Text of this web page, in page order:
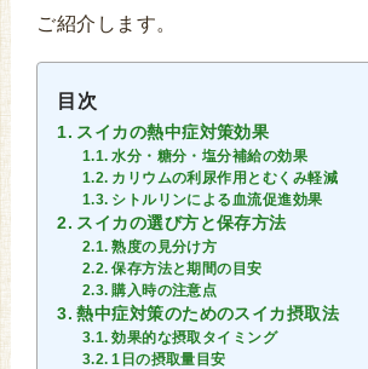
ご紹介します。
目次
スイカの熱中症対策効果
水分・糖分・塩分補給の効果
カリウムの利尿作用とむくみ軽減
シトルリンによる血流促進効果
スイカの選び方と保存方法
熟度の見分け方
保存方法と期間の目安
購入時の注意点
熱中症対策のためのスイカ摂取法
効果的な摂取タイミング
1日の摂取量目安